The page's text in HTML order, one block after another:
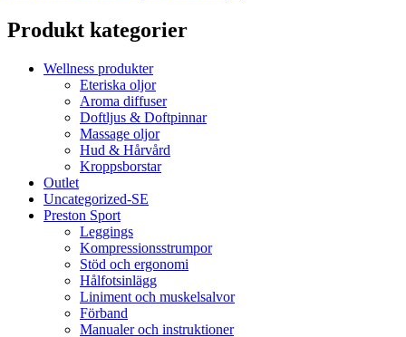
Produkt kategorier
Wellness produkter
Eteriska oljor
Aroma diffuser
Doftljus & Doftpinnar
Massage oljor
Hud & Hårvård
Kroppsborstar
Outlet
Uncategorized-SE
Preston Sport
Leggings
Kompressionsstrumpor
Stöd och ergonomi
Hålfotsinlägg
Liniment och muskelsalvor
Förband
Manualer och instruktioner